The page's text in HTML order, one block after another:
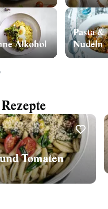
Alkohol
Pasta &
Nudeln
Tomaten